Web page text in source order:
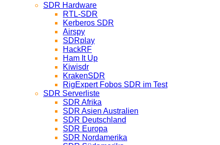
SDR Hardware
RTL-SDR
Kerberos SDR
Airspy
SDRplay
HackRF
Ham It Up
Kiwisdr
KrakenSDR
RigExpert Fobos SDR im Test
SDR Serverliste
SDR Afrika
SDR Asien Australien
SDR Deutschland
SDR Europa
SDR Nordamerika